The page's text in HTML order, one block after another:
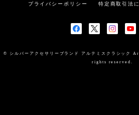
プライバシーポリシー 特定商取引法
© シルバーアクセサリーブランド アルテミスクラシッ
rights reserved.